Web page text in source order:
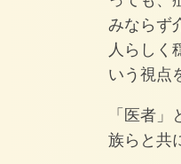
みならず
人らしく
いう視点
「医者
族らと共